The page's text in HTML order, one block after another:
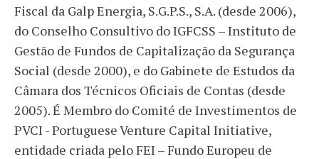
Fiscal da Galp Energia, S.G.P.S., S.A. (desde 2006),
do Conselho Consultivo do IGFCSS – Instituto de
Gestão de Fundos de Capitalização da Segurança
Social (desde 2000), e do Gabinete de Estudos da
Câmara dos Técnicos Oficiais de Contas (desde
2005). É Membro do Comité de Investimentos de
PVCI - Portuguese Venture Capital Initiative,
entidade criada pelo FEI – Fundo Europeu de